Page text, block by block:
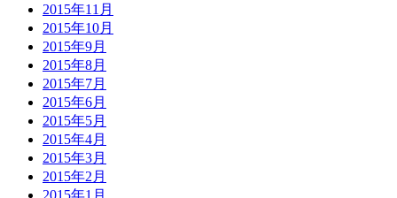
2015年11月
2015年10月
2015年9月
2015年8月
2015年7月
2015年6月
2015年5月
2015年4月
2015年3月
2015年2月
2015年1月